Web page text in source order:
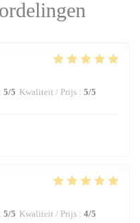
: 5/5 Kwaliteit / Prijs : 5/5
: 5/5 Kwaliteit / Prijs : 4/5